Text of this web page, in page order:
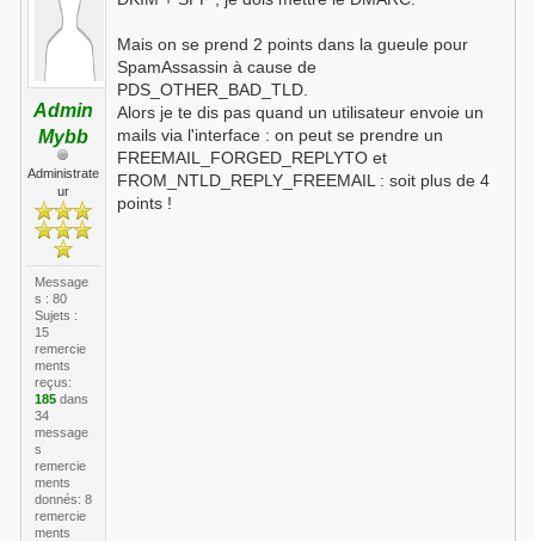
Admin
Mybb
Administrate
ur
Message
s : 80
Sujets :
15
remercie
ments
reçus:
185dans
34
message
s
remercie
ments
donnés: 8
remercie
ments
Mais on se prend 2 points dans la gueule pour
SpamAssassin à cause de
PDS_OTHER_BAD_TLD.
Alors je te dis pas quand un utilisateur envoie un
mails via l'interface : on peut se prendre un
FREEMAIL_FORGED_REPLYTO et
FROM_NTLD_REPLY_FREEMAIL : soit plus de 4
points !